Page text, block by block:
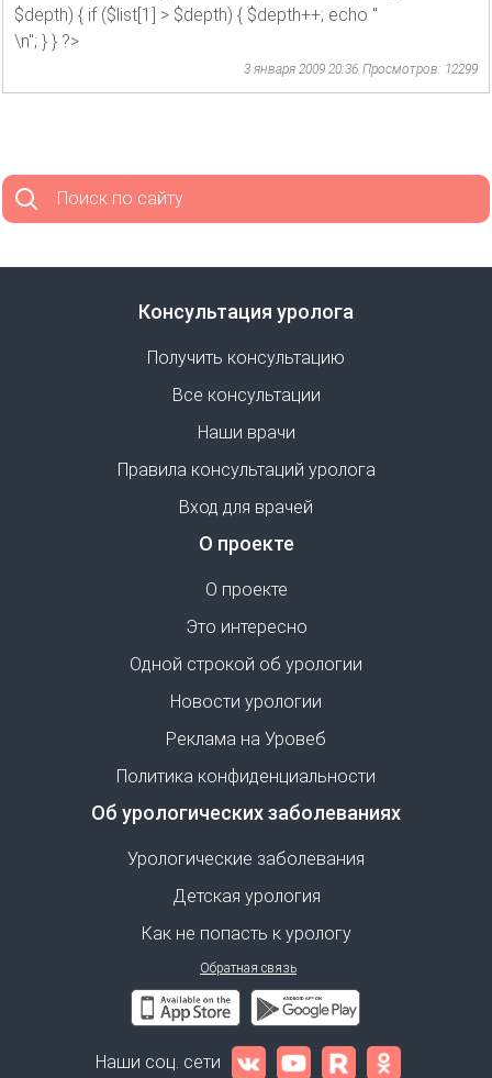
$depth) { if ($list[1] > $depth) { $depth++; echo "
\n"; } } ?>
3 января 2009 20:36 Просмотров: 12299
Поиск по сайту
Консультация уролога
Получить консультацию
Все консультации
Наши врачи
Правила консультаций уролога
Вход для врачей
О проекте
О проекте
Это интересно
Одной строкой об урологии
Новости урологии
Реклама на Уровеб
Политика конфиденциальности
Об урологических заболеваниях
Урологические заболевания
Детская урология
Как не попасть к урологу
Обратная связь
Наши соц. сети